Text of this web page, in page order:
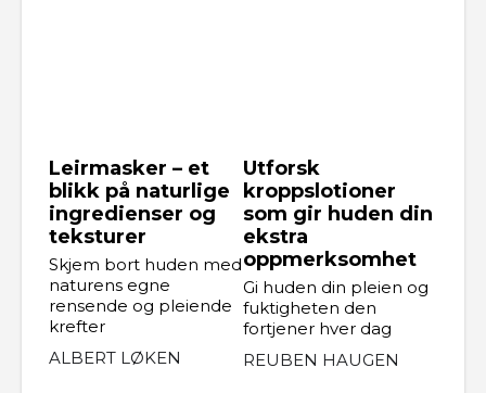
Leirmasker – et
blikk på naturlige
ingredienser og
teksturer
Skjem bort huden med
naturens egne
rensende og pleiende
krefter
ALBERT LØKEN
Utforsk
kroppslotioner
som gir huden din
ekstra
oppmerksomhet
Gi huden din pleien og
fuktigheten den
fortjener hver dag
REUBEN HAUGEN